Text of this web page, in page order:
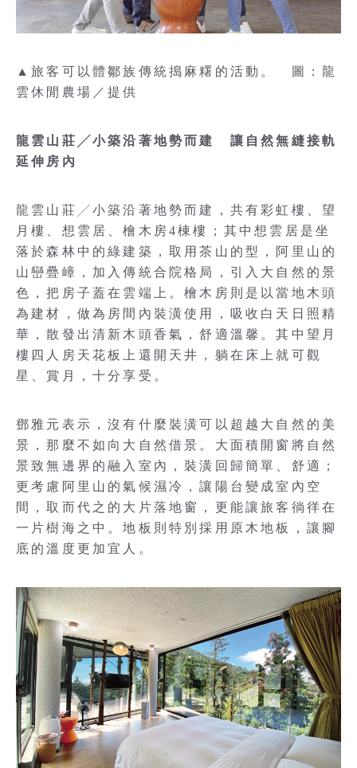
▲旅客可以體鄒族傳統搗麻糬的活動。 圖：龍
雲休閒農場／提供
龍雲山莊╱小築沿著地勢而建 讓自然無縫接軌
延伸房內
龍雲山莊╱小築沿著地勢而建，共有彩虹樓、望
月樓、想雲居、檜木房4棟樓；其中想雲居是坐
落於森林中的綠建築，取用茶山的型，阿里山的
山巒疊嶂，加入傳統合院格局，引入大自然的景
色，把房子蓋在雲端上。檜木房則是以當地木頭
為建材，做為房間內裝潢使用，吸收白天日照精
華，散發出清新木頭香氣，舒適溫馨。其中望月
樓四人房天花板上還開天井，躺在床上就可觀
星、賞月，十分享受。
鄧雅元表示，沒有什麼裝潢可以超越大自然的美
景，那麼不如向大自然借景。大面積開窗將自然
景致無邊界的融入室內，裝潢回歸簡單、舒適；
更考慮阿里山的氣候濕冷，讓陽台變成室內空
間，取而代之的大片落地窗，更能讓旅客徜徉在
一片樹海之中。地板則特別採用原木地板，讓腳
底的溫度更加宜人。